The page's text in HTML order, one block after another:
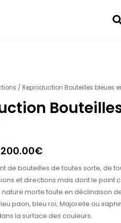
/ Reproduction Bouteilles bleues
200.00€
Plage
de
200.00€
de bouteilles de toutes sorte, de
et directions mais dont le point
nature morte toute en déclinaison
paon, bleu roi, Majorelle ou
la surface des couleurs.